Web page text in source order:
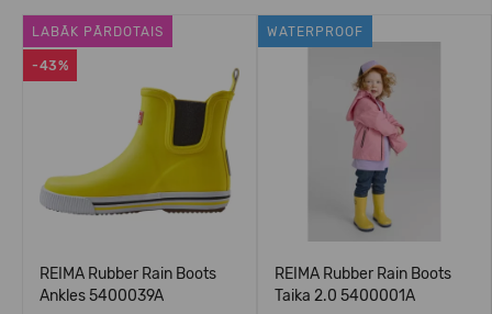
-43%
LABĀK PĀRDOTAIS
REIMA Rubber Rain Boots
Ankles 5400039A
WATERPROOF
REIMA Rubber Rain Boots
Taika 2.0 5400001A